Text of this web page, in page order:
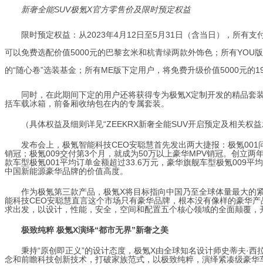
新奢全能SUV极氪X官方零售价及限时预定权益
限时预定权益：从2023年4月12日至5月31日（含当日），所有支
可以免费选配价值5000元的巴黎玄米和杭青绿两款外饰色；所有YOU
的“随心卷”选装基金；所有ME版下定用户，将免费升级价值5000元的
同时，在此期间下定的用户还将获得专为极氪X定制开发的精品套
括车载冰箱 ， 前备厢收纳包在内的专属套装。
（具体权益及细则详见“ZEEKRX新奢全能SUV开启预定及相关权益
发布会上，极氪智能科技CEO安聪慧首先发出两大捷报：极氪
销冠；极氪009交付第3个月，就成为50万以上豪华MPV销冠。 创立两
款车型极氪001平均订单金额超过33.6万元，豪华旗舰车型极氪009平
中国新能源豪华品牌的价值高度。
作为极氪第三款产品，极氪X将目标指向中国乃至全球体量最大的
能科技CEO安聪慧直言这个市场只有豪华品牌，根本没有像样的豪华产
求出发，以设计，性能，安全，空间和配置五个核心领域的全面颠覆
极致纯粹 极氪X演绎“都市无界”新奢之美
秉持“原创即正义”的设计态度，极氪X由全球知名设计师史蒂夫·西
念和前瞻科技创新技术，打破家族范式，以极致纯粹，演绎紧凑级豪华